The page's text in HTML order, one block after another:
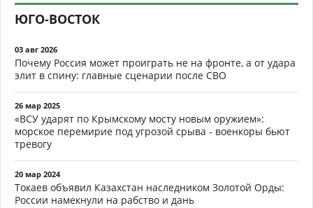
ЮГО-ВОСТОК
03 авг 2026
Почему Россия может проиграть не на фронте, а от удара
элит в спину: главные сценарии после СВО
26 мар 2025
«ВСУ ударят по Крымскому мосту новым оружием»:
морское перемирие под угрозой срыва - военкоры бьют
тревогу
20 мар 2024
Токаев объявил Казахстан наследником Золотой Орды:
России намекнули на рабство и дань